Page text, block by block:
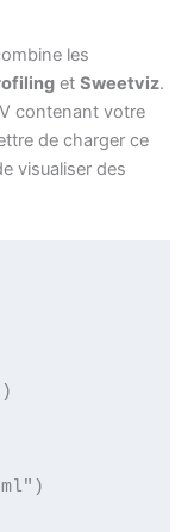
les
et Sweetviz.
contenant votre
de charger ce
visualiser des